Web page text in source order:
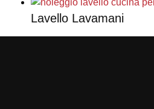
Lavello Lavamani